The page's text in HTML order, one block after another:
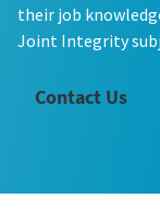
their job
Joint Integrity
Contact Us